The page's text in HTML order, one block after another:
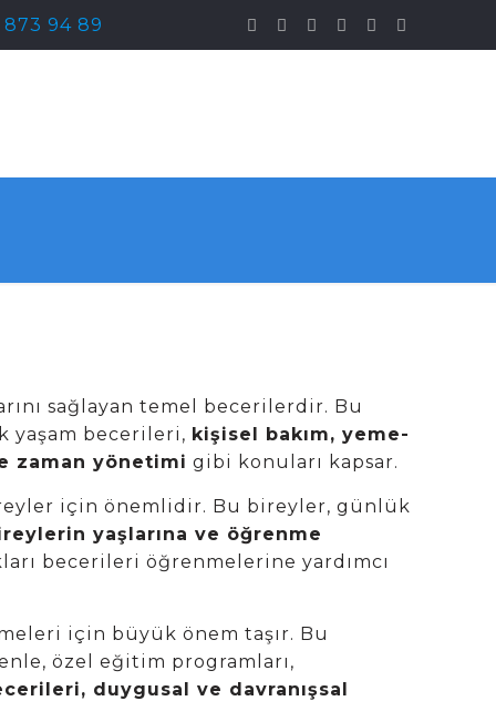
873 94 89
sağlayan temel becerilerdir. Bu
yaşam becerileri, kişisel bakım, yeme-
zaman yönetimi gibi konuları kapsar.
için önemlidir. Bu bireyler, günlük
yaşlarına ve öğrenme
becerileri öğrenmelerine yardımcı
için büyük önem taşır. Bu
özel eğitim programları,
duygusal ve davranışsal